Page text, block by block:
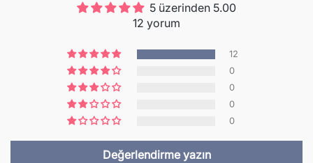
5 üzerinden 5.00
12 yorum
12
0
0
0
0
Değerlendirme yazın